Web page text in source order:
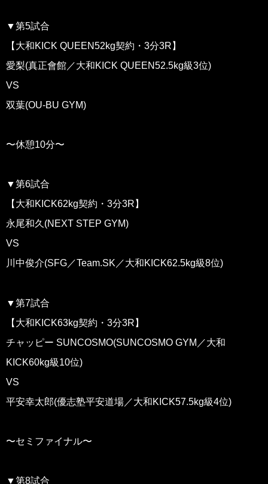
▼第5試合
【大和KICK QUEEN52kg契約・3分3R】
愛梨(真正會館／大和KICK QUEEN52.5kg級3位)
VS
双葉(OU-BU GYM)
〜休憩10分〜
▼第6試合
【大和KICK62kg契約・3分3R】
永尾和久(NEXT STEP GYM)
VS
川中俊介(SFG／Team.SK／大和KICK62.5kg級8位)
▼第7試合
【大和KICK63kg契約・3分3R】
チャッピー SUNCOSMO(SUNCOSMO GYM／大和
KICK60kg級10位)
VS
平安幸太郎(優志塾平安道場／大和KICK57.5kg級4位)
〜セミファイナル〜
▼第8試合